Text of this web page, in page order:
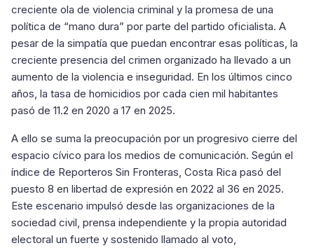
creciente ola de violencia criminal y la promesa de una
política de “mano dura” por parte del partido oficialista. A
pesar de la simpatía que puedan encontrar esas políticas, la
creciente presencia del crimen organizado ha llevado a un
aumento de la violencia e inseguridad. En los últimos cinco
años, la tasa de homicidios por cada cien mil habitantes
pasó de 11.2 en 2020 a 17 en 2025.
A ello se suma la preocupación por un progresivo cierre del
espacio cívico para los medios de comunicación. Según el
índice de Reporteros Sin Fronteras, Costa Rica pasó del
puesto 8 en libertad de expresión en 2022 al 36 en 2025.
Este escenario impulsó desde las organizaciones de la
sociedad civil, prensa independiente y la propia autoridad
electoral un fuerte y sostenido llamado al voto,